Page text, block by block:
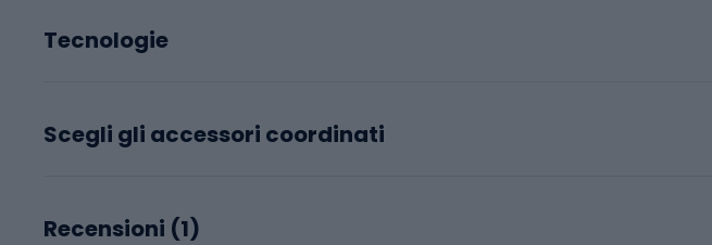
Tecnologie
Scegli gli accessori coordinati
Recensioni (1)